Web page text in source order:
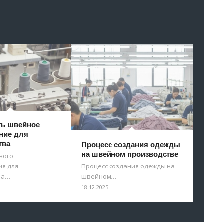
швейное
для
для
Процесс создания одежды
на швейном производстве
Процесс создания одежды на
швейном…
18.12.2025